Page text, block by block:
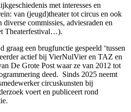
met interesses en
van (jeugd)theater tot circus en ook
commissies, adviesraden en
Theaterfestival…).
een brugfunctie gespeeld ‘tussen
actief bij VierNulVier en TAZ en
De Grote Post waar ze van 2012 tot
deed. Sinds 2025 neemt
circuskunsten bij
voert en publiceert rond